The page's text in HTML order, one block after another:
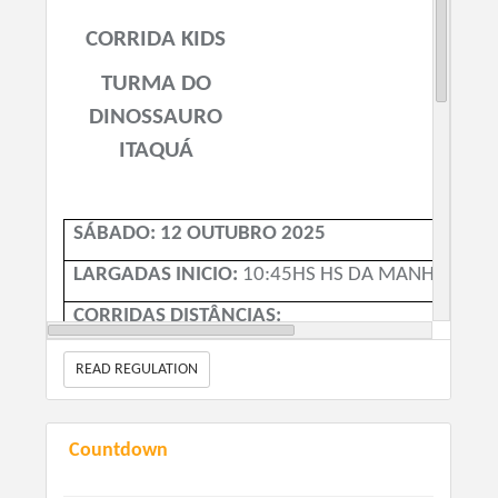
CORRIDA KIDS
TURMA DO
DINOSSAURO
ITAQUÁ
SÁBADO: 12 OUTUBRO 2025
LARGADAS INICIO: 10:45HS HS DA MANHÃ.
CORRIDAS DISTÂNCIAS:
04-05-06 anos: Corrida 150metros- 10:45
READ REGULATION
Countdown